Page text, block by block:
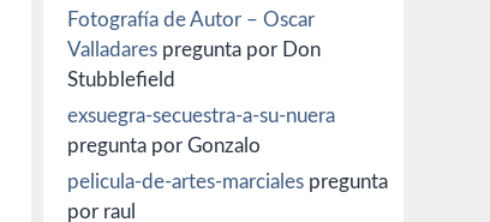
Fotografía de Autor – Oscar
Valladares pregunta por Don
Stubblefield
exsuegra-secuestra-a-su-nuera
pregunta por Gonzalo
pelicula-de-artes-marciales pregunta
por raul